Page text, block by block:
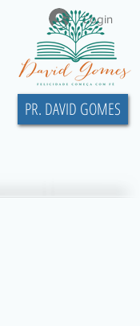
Login
PR. DAVID GOMES